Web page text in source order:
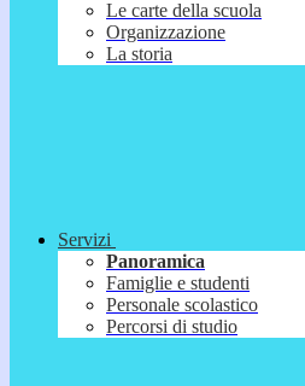
Le carte della scuola
Organizzazione
La storia
Servizi
Panoramica
Famiglie e studenti
Personale scolastico
Percorsi di studio